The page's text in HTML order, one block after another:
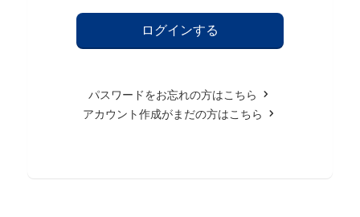
パスワードをお忘れの方はこちら
アカウント作成がまだの方はこちら